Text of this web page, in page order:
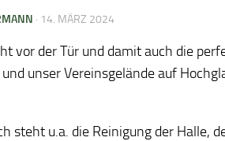
· 14. MÄRZ 2024
vor der Tür und damit auch die
unser Vereinsgelände auf
steht u.a. die Reinigung der Halle,